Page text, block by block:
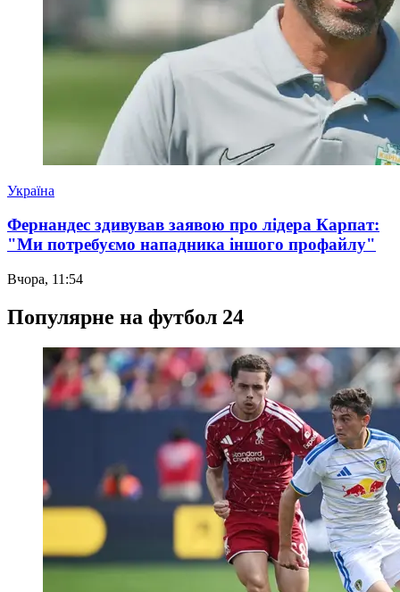
Україна
Фернандес здивував заявою про лідера Карпат:
"Ми потребуємо нападника іншого профайлу"
Вчора, 11:54
Популярне на футбол 24